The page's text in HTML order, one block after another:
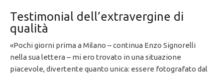
Testimonial dell’extravergine di
qualità
«Pochi giorni prima a Milano – continua Enzo Signorelli
nella sua lettera – mi ero trovato in una situazione
piacevole, divertente quanto unica: essere fotografato dal